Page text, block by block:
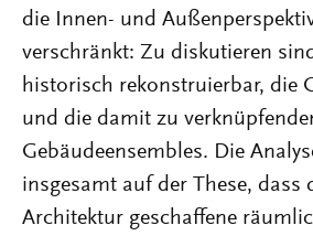
die Innen- und
verschränkt: Zu diskutieren
historisch rekonstruierbar, die
und die damit zu
Gebäudeensembles. Die
insgesamt auf der These, dass
Architektur geschaffene